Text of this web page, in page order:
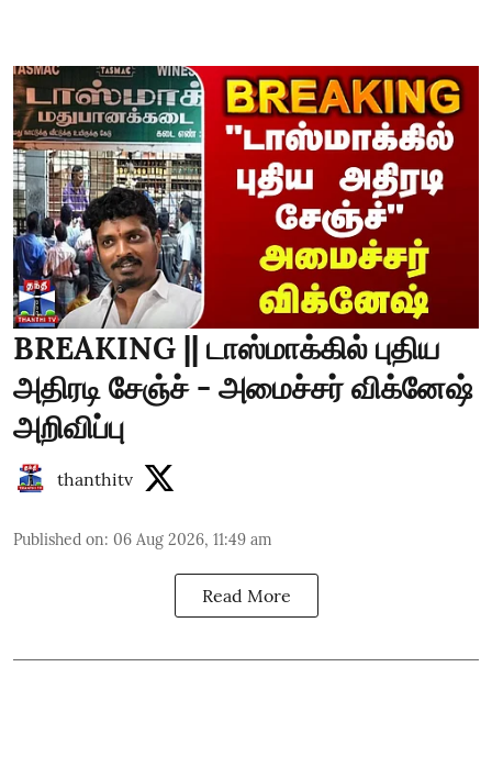
BREAKING || டாஸ்மாக்கில் புதிய
அதிரடி சேஞ்ச் - அமைச்சர் விக்னேஷ்
அறிவிப்பு
thanthitv
Published on: 06 Aug 2026, 11:49 am
Read More